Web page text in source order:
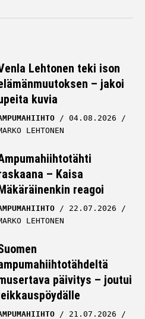
Lehtonen teki ison
– jakoi
kuvia
04.08.2026
LEHTONEN
– Kaisa
reagoi
22.07.2026
LEHTONEN
päivitys – joutui
21.07.2026